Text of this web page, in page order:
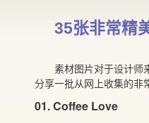
35张非常精
素材图片对于设计师来
分享一批从网上收集的非
01. Coffee Love